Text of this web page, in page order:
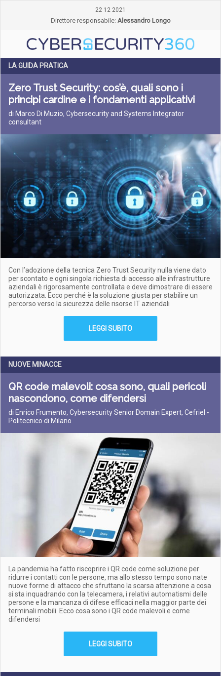
22 12 2021
Direttore responsabile: Alessandro Longo
LA GUIDA PRATICA
Zero Trust Security: cos’è, quali sono i
principi cardine e i fondamenti applicativi
di Marco Di Muzio, Cybersecurity and Systems Integrator
consultant
Con l’adozione della tecnica Zero Trust Security nulla viene dato
per scontato e ogni singola richiesta di accesso alle infrastrutture
aziendali è rigorosamente controllata e deve dimostrare di essere
autorizzata. Ecco perché è la soluzione giusta per stabilire un
percorso verso la sicurezza delle risorse IT aziendali
LEGGI SUBITO
NUOVE MINACCE
QR code malevoli: cosa sono, quali pericoli
nascondono, come difendersi
di Enrico Frumento, Cybersecurity Senior Domain Expert, Cefriel -
Politecnico di Milano
La pandemia ha fatto riscoprire i QR code come soluzione per
ridurre i contatti con le persone, ma allo stesso tempo sono nate
nuove forme di attacco che sfruttano la scarsa attenzione a cosa
si sta inquadrando con la telecamera, i relativi automatismi delle
persone e la mancanza di difese efficaci nella maggior parte dei
terminali mobili. Ecco cosa sono i QR code malevoli e come
difendersi
LEGGI SUBITO